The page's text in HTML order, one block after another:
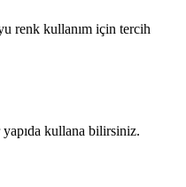
renk kullanım için tercih
kullana bilirsiniz.